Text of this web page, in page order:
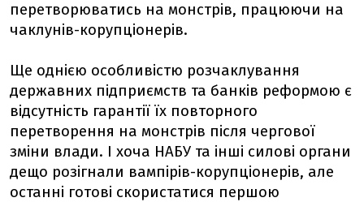
перетворюватись на монстрів, працюючи на
чаклунів-корупціонерів.
Ще однією особливістю розчаклування
державних підприємств та банків реформою є
відсутність гарантії їх повторного
перетворення на монстрів після чергової
зміни влади. І хоча НАБУ та інші силові органи
дещо розігнали вампірів-корупціонерів, але
останні готові скористатися першою